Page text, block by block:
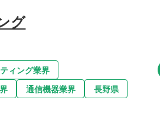
グ
ィング業界
通信機器業界 長野県